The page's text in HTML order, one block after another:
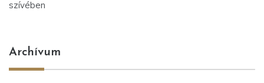
szívében
Archívum